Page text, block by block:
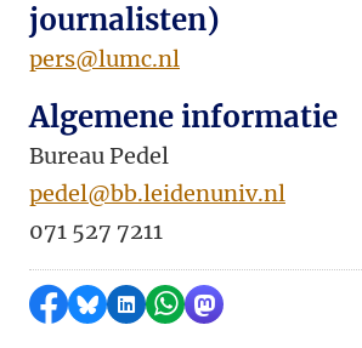
journalisten)
pers@lumc.nl
Algemene informatie
Bureau Pedel
pedel@bb.leidenuniv.nl
071 527 7211
Delen op Facebook
Delen via Bluesky
Delen op LinkedIn
Delen via WhatsApp
Delen via